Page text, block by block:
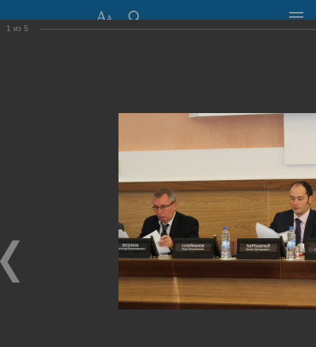
630099, г. Новосибирск, Красный проспект, 34
Общественная приемная
Фоторепортажи
›
1 из 5